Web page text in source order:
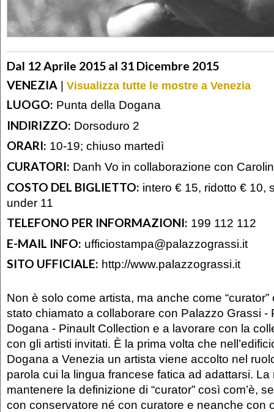
Dal 12 Aprile 2015 al 31 Dicembre 2015
VENEZIA | Visualizza tutte le mostre a Venezia
LUOGO: Punta della Dogana
INDIRIZZO: Dorsoduro 2
ORARI: 10-19; chiuso martedì
CURATORI: Danh Vo in collaborazione con
COSTO DEL BIGLIETTO: intero € 15, ridotto € 10,
under 11
TELEFONO PER INFORMAZIONI: 199 112 112
E-MAIL INFO: ufficiostampa@palazzograssi.it
SITO UFFICIALE: http://www.palazzograssi.it
Non è solo come artista, ma anche come
stato chiamato a collaborare con Palazzo Grassi -
Dogana - Pinault Collection e a lavorare con la
con gli artisti invitati. È la prima volta che
Dogana a Venezia un artista viene accolto nel
parola cui la lingua francese fatica ad adattarsi. La
mantenere la definizione di “curator” così com’è,
con conservatore né con curatore e neanche con